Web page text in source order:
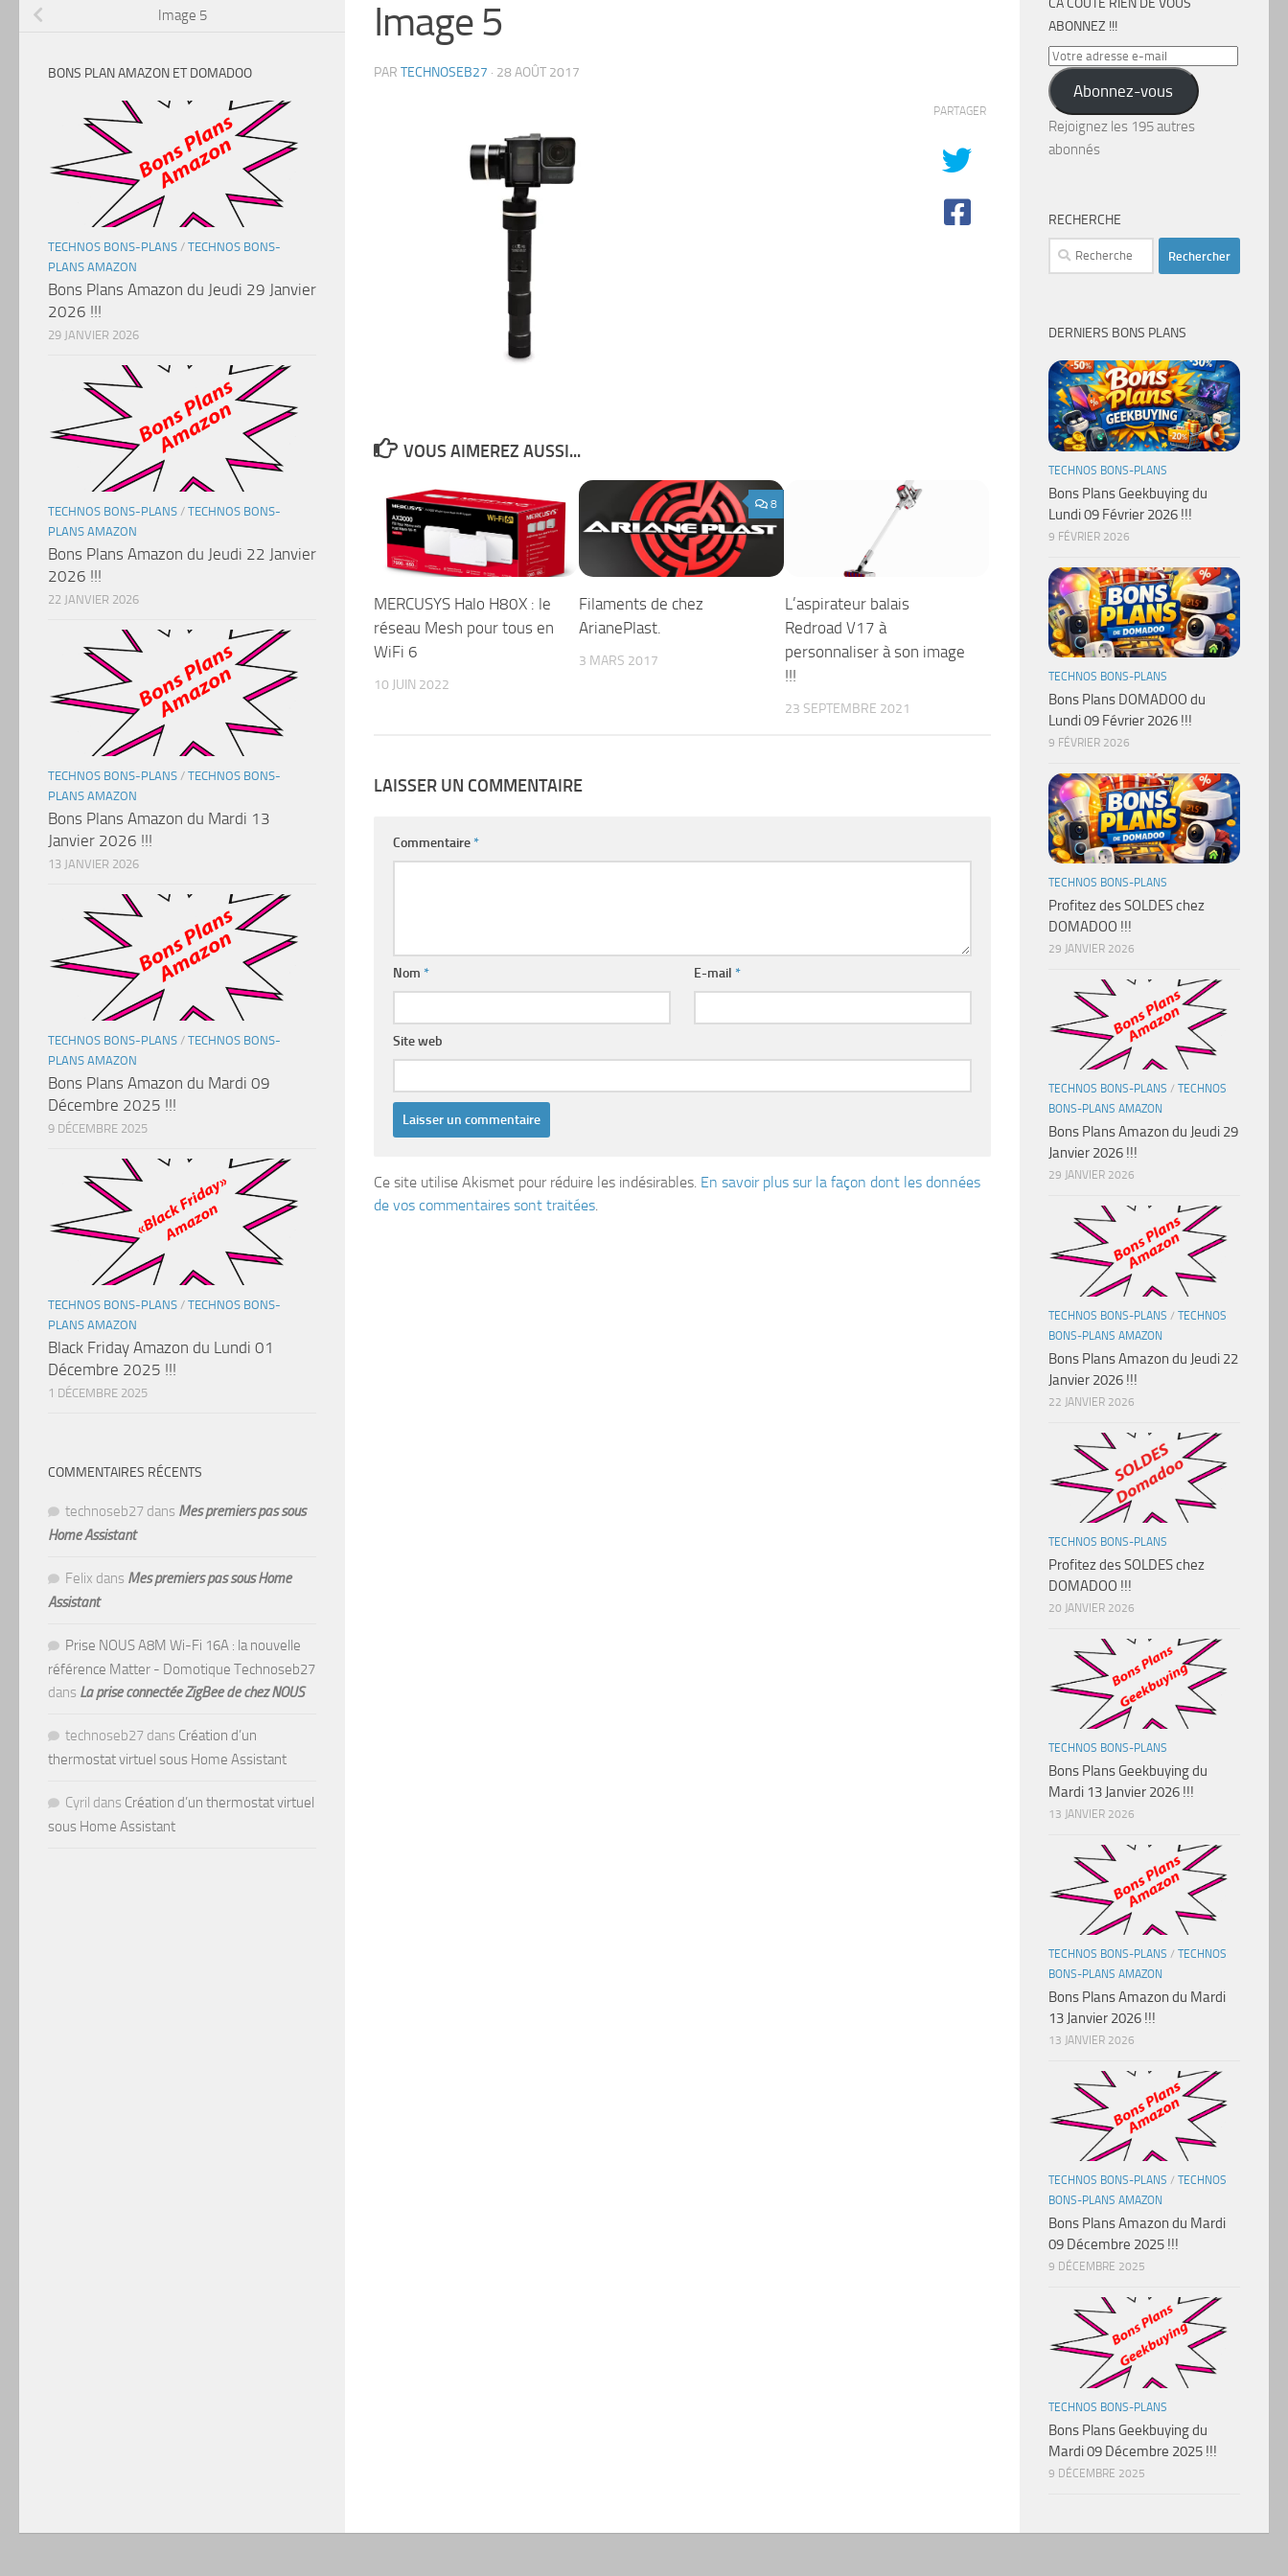
Image 5
PAR TECHNOSEB27 · 28 AOÛT 2017
PARTAGER
VOUS AIMEREZ AUSSI...
MERCUSYS Halo H80X : le
réseau Mesh pour tous en
WiFi 6
10 JUIN 2022
8
Filaments de chez
ArianePlast.
3 MARS 2017
L’aspirateur balais
Redroad V17 à
personnaliser à son image
!!!
23 SEPTEMBRE 2021
LAISSER UN COMMENTAIRE
Commentaire*
Nom * E-mail*
Site web
Ce site utilise Akismet pour réduire les indésirables. En savoir plus sur la façon dont les données
de vos commentaires sont traitées
Image 5
BONS PLAN AMAZON ET DOMADOO
TECHNOS BONS-PLANS / TECHNOS BONS-
PLANS AMAZON
Bons Plans Amazon du Jeudi 29 Janvier
2026 !!!
29 JANVIER 2026
TECHNOS BONS-PLANS / TECHNOS BONS-
PLANS AMAZON
Bons Plans Amazon du Jeudi 22 Janvier
2026 !!!
22 JANVIER 2026
TECHNOS BONS-PLANS / TECHNOS BONS-
PLANS AMAZON
Bons Plans Amazon du Mardi 13
Janvier 2026 !!!
13 JANVIER 2026
TECHNOS BONS-PLANS / TECHNOS BONS-
PLANS AMAZON
Bons Plans Amazon du Mardi 09
Décembre 2025 !!!
9 DÉCEMBRE 2025
TECHNOS BONS-PLANS / TECHNOS BONS-
PLANS AMAZON
Black Friday Amazon du Lundi 01
Décembre 2025 !!!
1 DÉCEMBRE 2025
COMMENTAIRES RÉCENTS
technoseb27 dans Mes premiers pas sous
Home Assistant
Felix dans Mes premiers pas sous Home
Assistant
Prise NOUS A8M Wi-Fi 16A : la nouvelle
référence Matter - Domotique Technoseb27
dans La prise connectée ZigBee de chez NOUS
technoseb27 dans Création d’un
thermostat virtuel sous Home Assistant
Cyril dans Création d’un thermostat virtuel
sous Home Assistant
CA COÛTE RIEN DE VOUS
ABONNEZ !!!
Votre
adresse
e-
mail
Abonnez-vous
Rejoignez les 195 autres
abonnés
RECHERCHE
Rechercher :
DERNIERS BONS PLANS
TECHNOS BONS-PLANS
Bons Plans Geekbuying du
Lundi 09 Février 2026 !!!
9 FÉVRIER 2026
TECHNOS BONS-PLANS
Bons Plans DOMADOO du
Lundi 09 Février 2026 !!!
9 FÉVRIER 2026
TECHNOS BONS-PLANS
Profitez des SOLDES chez
DOMADOO !!!
29 JANVIER 2026
TECHNOS BONS-PLANS / TECHNOS
BONS-PLANS AMAZON
Bons Plans Amazon du Jeudi 29
Janvier 2026 !!!
29 JANVIER 2026
TECHNOS BONS-PLANS / TECHNOS
BONS-PLANS AMAZON
Bons Plans Amazon du Jeudi 22
Janvier 2026 !!!
22 JANVIER 2026
TECHNOS BONS-PLANS
Profitez des SOLDES chez
DOMADOO !!!
20 JANVIER 2026
TECHNOS BONS-PLANS
Bons Plans Geekbuying du
Mardi 13 Janvier 2026 !!!
13 JANVIER 2026
TECHNOS BONS-PLANS / TECHNOS
BONS-PLANS AMAZON
Bons Plans Amazon du Mardi
13 Janvier 2026 !!!
13 JANVIER 2026
TECHNOS BONS-PLANS / TECHNOS
BONS-PLANS AMAZON
Bons Plans Amazon du Mardi
09 Décembre 2025 !!!
9 DÉCEMBRE 2025
TECHNOS BONS-PLANS
Bons Plans Geekbuying du
Mardi 09 Décembre 2025 !!!
9 DÉCEMBRE 2025